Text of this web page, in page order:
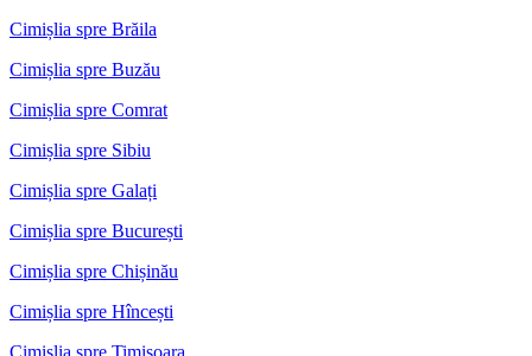
Cimișlia spre Brăila
Cimișlia spre Buzău
Cimișlia spre Comrat
Cimișlia spre Sibiu
Cimișlia spre Galați
Cimișlia spre București
Cimișlia spre Chișinău
Cimișlia spre Hîncești
Cimișlia spre Timisoara